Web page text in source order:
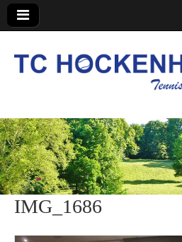
TC
IMG_1686